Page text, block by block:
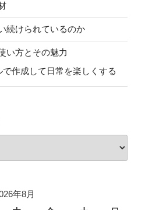
続けられているのか
い方とその魅力
作成して日常を楽しくする
年8月